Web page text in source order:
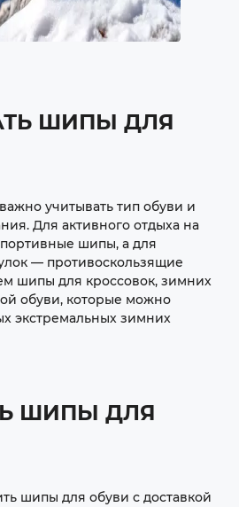
ШИПЫ ДЛЯ
учитывать тип обуви и
Для активного отдыха на
шипы, а для
— противоскользящие
шипы для кроссовок, зимних
обуви, которые можно
экстремальных зимних
ШИПЫ ДЛЯ
шипы для обуви с доставкой